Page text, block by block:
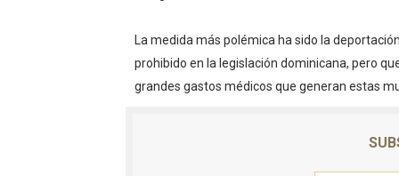
La medida más polémica ha sido la
prohibido en la legislación dominicana, pero
grandes gastos médicos que generan estas